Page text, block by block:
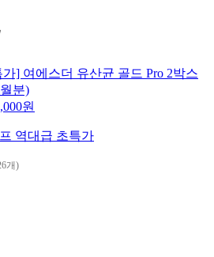
] 여에스더 유산균 골드 Pro 2박스
분)
원
역대급 초특가
개)